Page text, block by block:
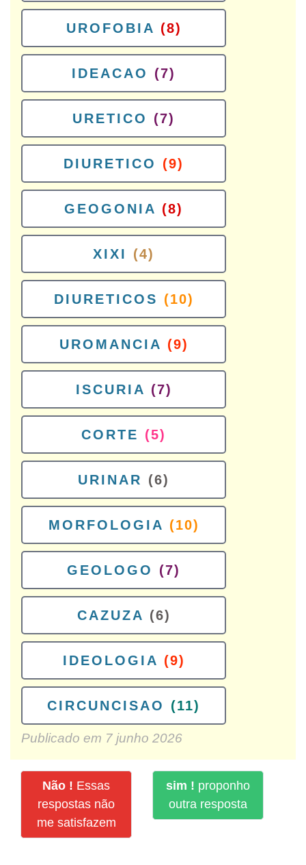
UROFOBIA (8)
IDEACAO (7)
URETICO (7)
DIURETICO (9)
GEOGONIA (8)
XIXI (4)
DIURETICOS (10)
UROMANCIA (9)
ISCURIA (7)
CORTE (5)
URINAR (6)
MORFOLOGIA (10)
GEOLOGO (7)
CAZUZA (6)
IDEOLOGIA (9)
CIRCUNCISAO (11)
Publicado em 7 junho 2026
Não ! Essas
respostas não
me satisfazem
sim ! proponho
outra resposta